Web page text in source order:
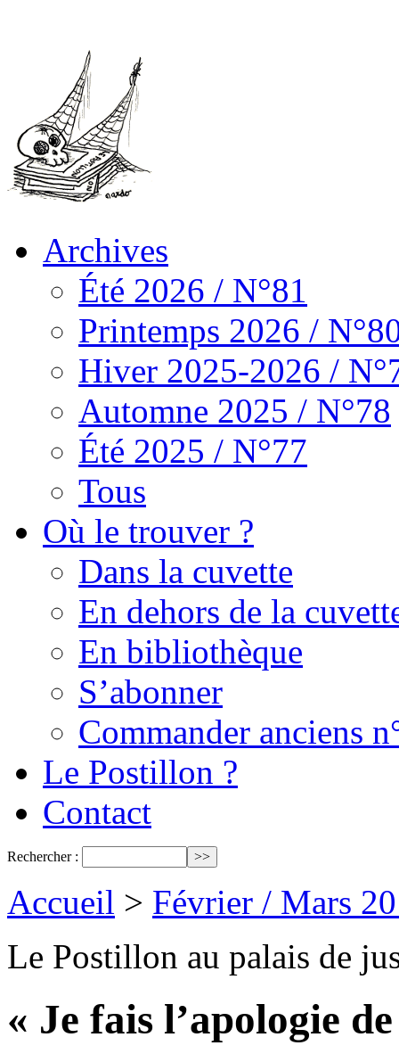
Archives
Été 2026 / N°81
Printemps 2026 /
Hiver 2025-2026 /
Automne 2025 / N°78
Été 2025 / N°77
Tous
Où le trouver ?
Dans la cuvette
En dehors de la
En bibliothèque
S’abonner
Commander anciens
Le Postillon ?
Contact
Rechercher :
Accueil > Février / Mars
Le Postillon au palais de
« Je fais l’apologie